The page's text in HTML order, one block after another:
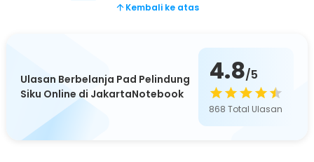
Kembali ke atas
Ulasan Berbelanja Pad Pelindung
Siku Online di JakartaNotebook
4.8/5
868 Total Ulasan